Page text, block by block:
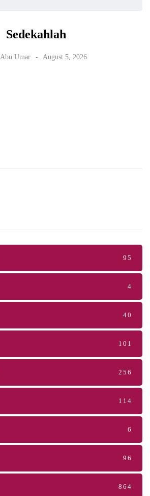
Sedekahlah
Abu Umar August 5, 2026
95
4
40
101
256
114
6
96
864